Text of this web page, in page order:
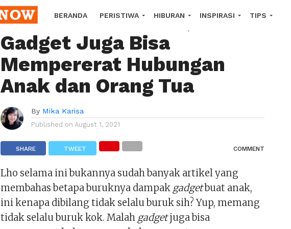
BERANDA PERISTIWA HIBURAN INSPIRASI TIPS
HOROSCOPE
Tidak Selalu Buruk,
Gadget Juga Bisa
Mempererat Hubungan
Anak dan Orang Tua
By Mika Karisa
Published on August 1, 2021
SHARE TWEET COMMENT
Lho selama ini bukannya sudah banyak artikel yang
membahas betapa buruknya dampak gadgetbuat anak,
ini kenapa dibilang tidak selalu buruk sih? Yup, memang
tidak selalu buruk kok. Malah gadgetjuga bisa